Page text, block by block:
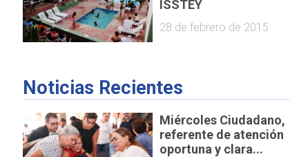
ISSTEY
28 de febrero de 2015
Noticias Recientes
Miércoles Ciudadano,
referente de atención
oportuna y clara...